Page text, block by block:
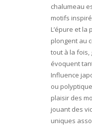
chalumeau
motifs
L’épure et
plongent au
tout à la fois,
évoquent
Influence
ou
plaisir des
jouant des
uniques